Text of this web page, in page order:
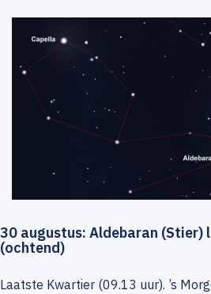
30 augustus: Aldebaran (Stier)
(ochtend)
Laatste Kwartier (09.13 uur). ’s